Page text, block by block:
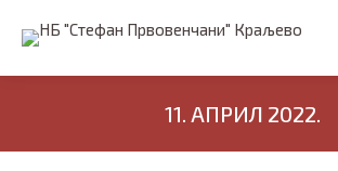
11. АПРИЛ 2022.